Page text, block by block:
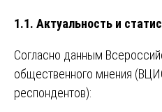
1.1. Актуальность и
Согласно данным
общественного мнения
респондентов):